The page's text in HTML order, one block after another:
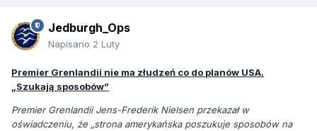
Jedburgh_Ops
Napisano 2 Luty
Premier Grenlandii nie ma złudzeń co do planów USA.
„Szukają sposobów”
Premier Grenlandii Jens-Frederik Nielsen przekazał w
oświadczeniu, że „strona amerykańska poszukuje sposobów na